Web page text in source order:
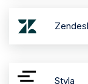
Styla